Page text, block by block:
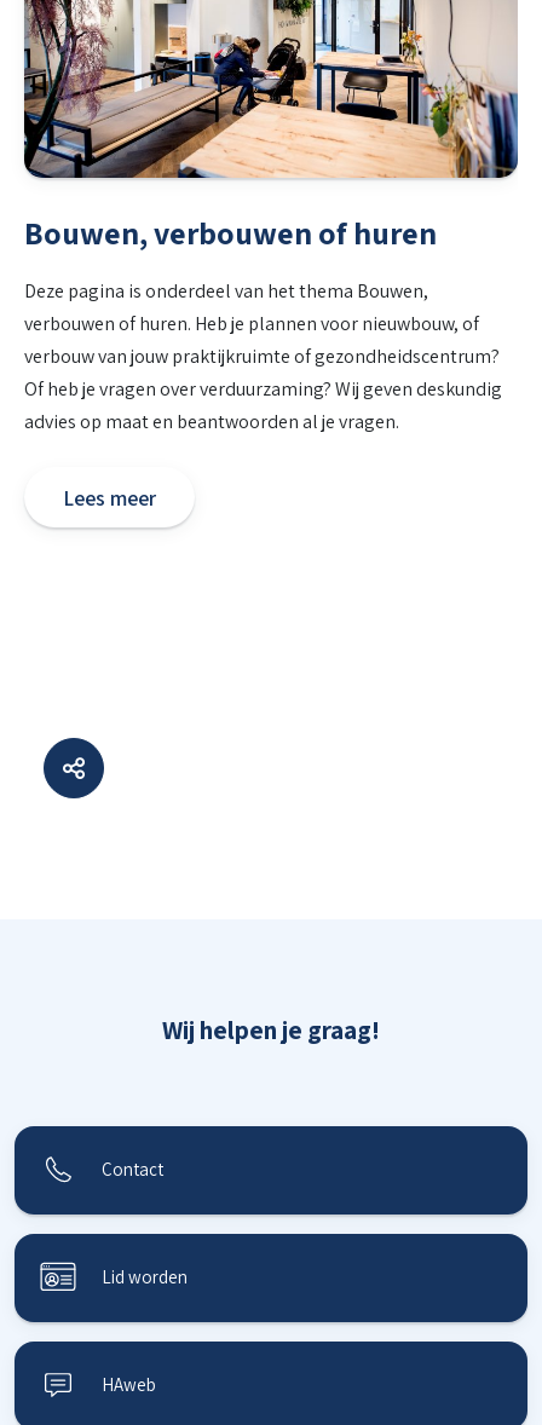
Bouwen, verbouwen of huren
Deze pagina is onderdeel van het thema Bouwen,
verbouwen of huren. Heb je plannen voor nieuwbouw, of
verbouw van jouw praktijkruimte of gezondheidscentrum?
Of heb je vragen over verduurzaming? Wij geven deskundig
advies op maat en beantwoorden al je vragen.
Lees meer
Wij helpen je graag!
Contact
Lid worden
HAweb